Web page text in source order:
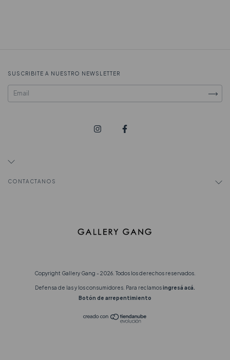
SUSCRIBITE A NUESTRO NEWSLETTER
CONTACTANOS
Copyright Gallery Gang - 2026. Todos los derechos reservados.
Defensa de las y los consumidores. Para reclamosingresá acá.
Botón de arrepentimiento